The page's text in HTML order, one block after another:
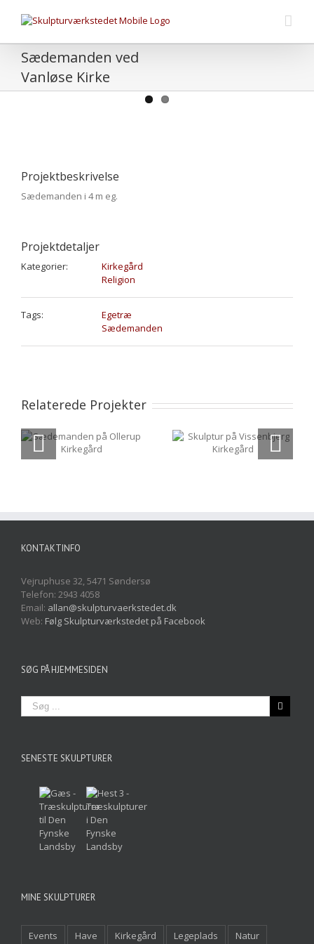
Sædemanden ved
Vanløse Kirke
Projektbeskrivelse
Sædemanden i 4 m eg.
Projektdetaljer
Kategorier:
Kirkegård
Religion
Tags:
Egetræ
Sædemanden
Relaterede Projekter
Sædemanden på
Skulptur på
KONTAKTINFO
Vejruphuse 32, 5471 Søndersø
Telefon: 2943 4058
Email: allan@skulpturvaerkstedet.dk
Web: Følg Skulpturværkstedet på Facebook
SØG PÅ HJEMMESIDEN
SENESTE SKULPTURER
MINE SKULPTURER
Events Have Kirkegård Legeplads Natur